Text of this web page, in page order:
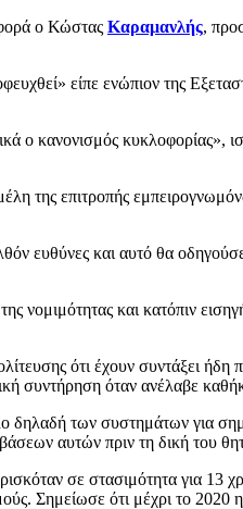
ο Κώστας Καραμανλής,
είπε ενώπιον της
ο κανονισμός
της επιτροπής
ευθύνες και αυτό θα
νομιμότητας και κατόπιν
ότι έχουν συντάξει
συντήρηση όταν ανέλαβε
δηλαδή των συστημάτων για
αυτών πριν τη δική του
σε στασιμότητα για 13
Σημείωσε ότι μέχρι το 2020